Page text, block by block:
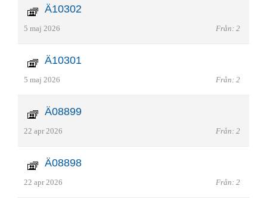
Ä10302
5 maj 2026 Från: 2
Ä10301
5 maj 2026 Från: 2
Ä08899
22 apr 2026 Från: 2
Ä08898
22 apr 2026 Från: 2